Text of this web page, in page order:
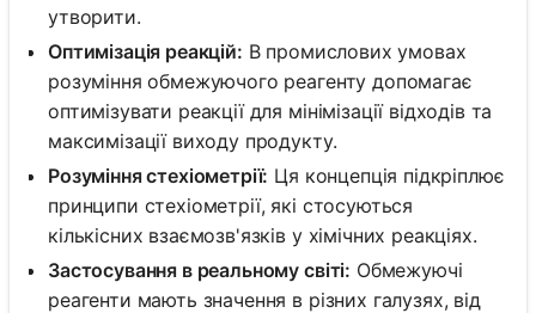
утворити.
Оптимізація реакцій: В промислових умовах
розуміння обмежуючого реагенту допомагає
оптимізувати реакції для мінімізації відходів та
максимізації виходу продукту.
Розуміння стехіометрії: Ця концепція підкріплює
принципи стехіометрії, які стосуються
кількісних взаємозв'язків у хімічних реакціях.
Застосування в реальному світі: Обмежуючі
реагенти мають значення в різних галузях, від